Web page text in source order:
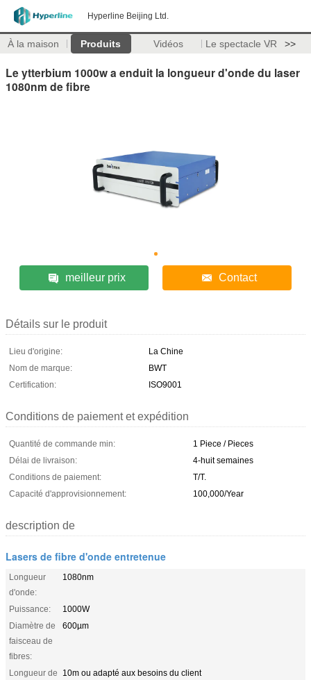
Hyperline Beijing Ltd.
À la maison Produits Vidéos Le spectacle VR >>
Le ytterbium 1000w a enduit la longueur d'onde du laser
1080nm de fibre
meilleur prix Contact
Détails sur le produit
Lieu d'origine:
La Chine
Nom de marque:
BWT
Certification:
ISO9001
Conditions de paiement et expédition
Quantité de commande min:
1 Piece / Pieces
Délai de livraison:
4-huit semaines
Conditions de paiement:
T/T.
Capacité d'approvisionnement:
100,000/Year
description de
Lasers de fibre d'onde entretenue
Longueur
d'onde:
1080nm
Puissance:
1000W
Diamètre de
faisceau de
fibres:
600µm
Longueur de
10m ou adapté aux besoins du client